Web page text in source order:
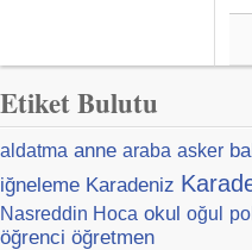
Etiket Bulutu
aldatma anne araba asker
iğneleme Karadeniz
Nasreddin Hoca okul oğul
öğrenci öğretmen